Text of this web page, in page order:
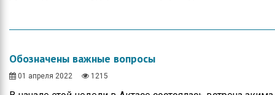
Обозначены важные вопросы
01 апреля 2022 1215